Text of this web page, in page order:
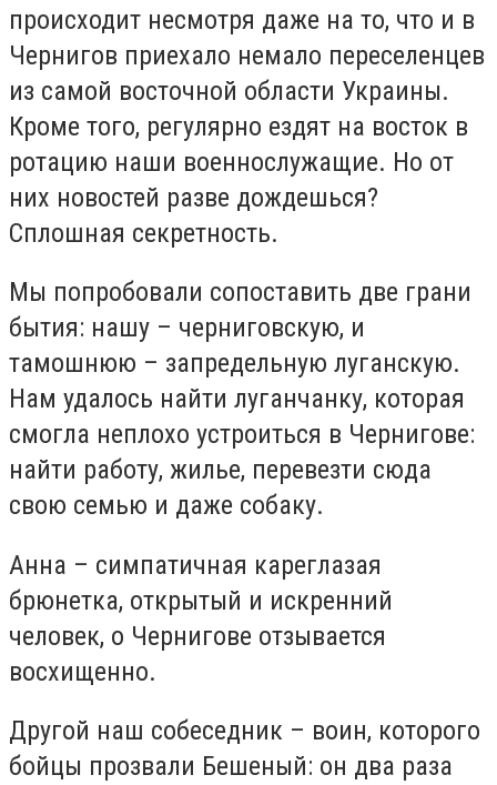
происходит несмотря даже на то, что и в
Чернигов приехало немало переселенцев
из самой восточной области Украины.
Кроме того, регулярно ездят на восток в
ротацию наши военнослужащие. Но от
них новостей разве дождешься?
Сплошная секретность.
Мы попробовали сопоставить две грани
бытия: нашу – черниговскую, и
тамошнюю – запредельную луганскую.
Нам удалось найти луганчанку, которая
смогла неплохо устроиться в Чернигове:
найти работу, жилье, перевезти сюда
свою семью и даже собаку.
Анна – симпатичная кареглазая
брюнетка, открытый и искренний
человек, о Чернигове отзывается
восхищенно.
Другой наш собеседник – воин, которого
бойцы прозвали Бешеный: он два раза